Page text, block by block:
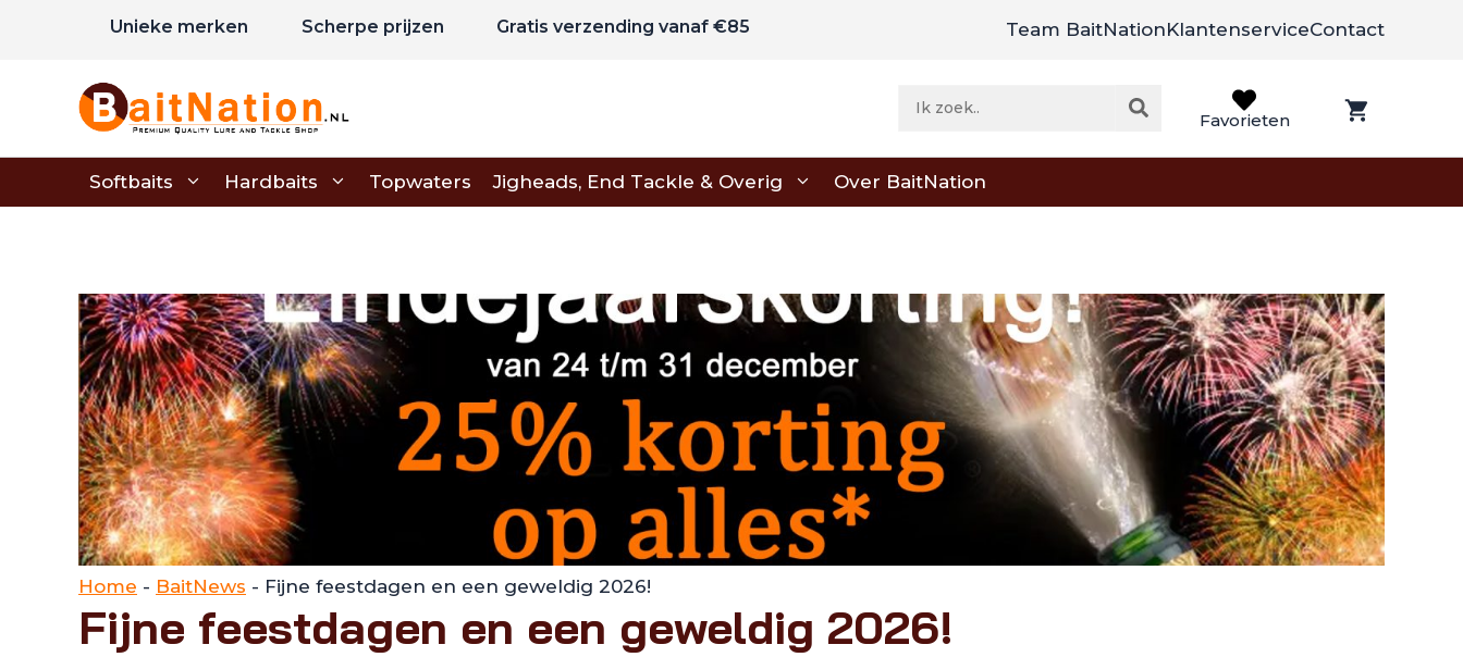
Unieke merken Scherpe prijzen Gratis verzending vanaf €85 Team BaitNationKlantenserviceContact
Favorieten
Softbaits Hardbaits Topwaters Jigheads, End Tackle & Overig Over BaitNation
Home - BaitNews - Fijne feestdagen en een geweldig 2026!
Fijne feestdagen en een geweldig 2026!